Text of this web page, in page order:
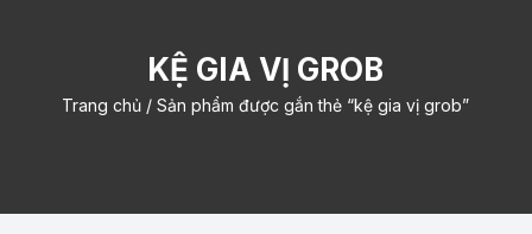
KỆ GIA VỊ GROB
Trang chủ / Sản phẩm được gắn thẻ “kệ gia vị grob”